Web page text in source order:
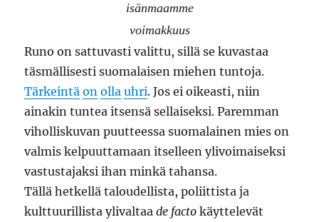
isänmaamme
voimakkuus
Runo on sattuvasti valittu, sillä se kuvastaa
täsmällisesti suomalaisen miehen tuntoja.
Tärkeintä on olla uhri. Jos ei oikeasti, niin
ainakin tuntea itsensä sellaiseksi. Paremman
viholliskuvan puutteessa suomalainen mies on
valmis kelpuuttamaan itselleen ylivoimaiseksi
vastustajaksi ihan minkä tahansa.
Tällä hetkellä taloudellista, poliittista ja
kulttuurillista ylivaltaade facto käyttelevät